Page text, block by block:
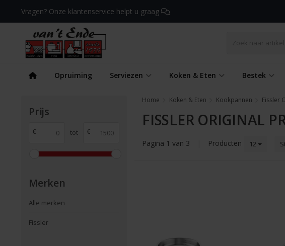
Vragen? Onze klantenservice helpt u graag
Opruiming Serviezen Koken & Eten Bestek
Prijs
€ tot €
Merken
Alle merken
Fissler
Home Koken & Eten Kookpannen Fissler
FISSLER ORIGINAL
Pagina 1 van 3 Producten 12